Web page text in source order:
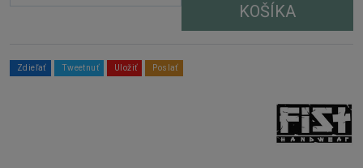
KOŠÍKA
Zdieľať Tweetnuť Uložiť Poslať